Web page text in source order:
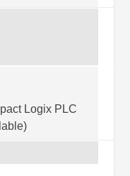
Logix PLC